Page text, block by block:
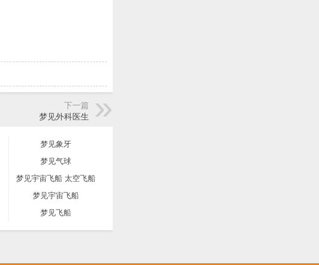
下一篇
梦见外科医生
梦见象牙
梦见气球
梦见宇宙飞船 太空飞船
梦见宇宙飞船
梦见飞船